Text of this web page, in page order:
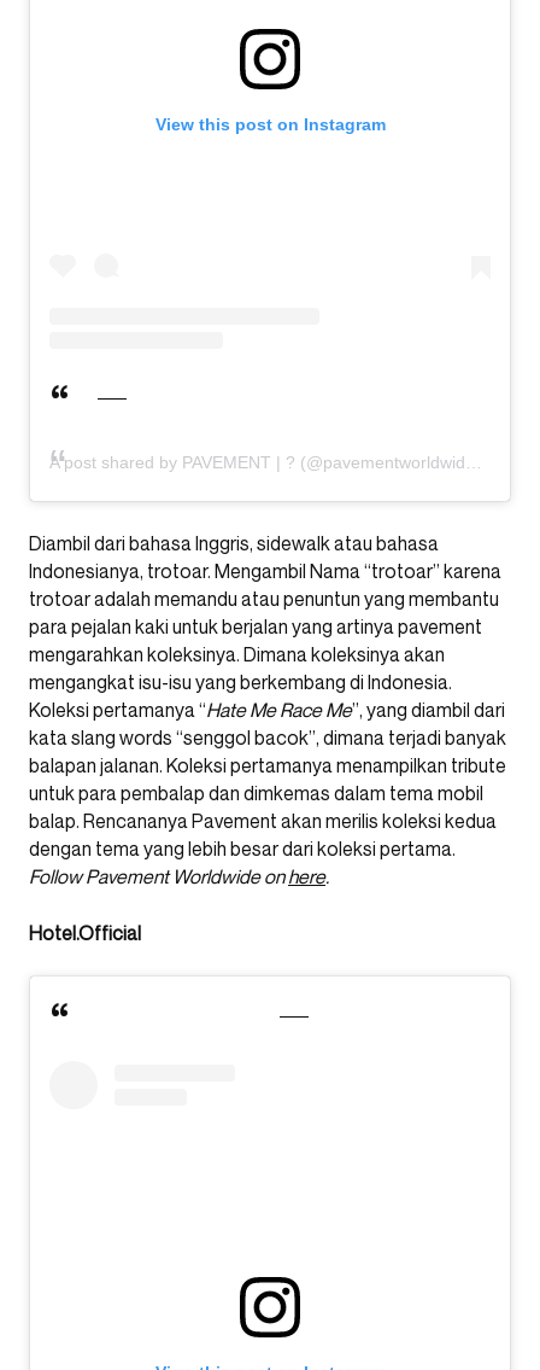
View this post on Instagram
A post shared by PAVEMENT | ? (@pavementworldwide)
Diambil dari bahasa Inggris, sidewalk atau bahasa
Indonesianya, trotoar. Mengambil Nama “trotoar” karena
trotoar adalah memandu atau penuntun yang membantu
para pejalan kaki untuk berjalan yang artinya pavement
mengarahkan koleksinya. Dimana koleksinya akan
mengangkat isu-isu yang berkembang di Indonesia.
Koleksi pertamanya “Hate Me Race Me”, yang diambil dari
kata slang words “senggol bacok”, dimana terjadi banyak
balapan jalanan. Koleksi pertamanya menampilkan tribute
untuk para pembalap dan dimkemas dalam tema mobil
balap. Rencananya Pavement akan merilis koleksi kedua
dengan tema yang lebih besar dari koleksi pertama.
Follow Pavement Worldwide onhere.
Hotel.Official